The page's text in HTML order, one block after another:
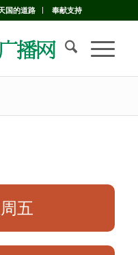
国的道路 奉献支持
五